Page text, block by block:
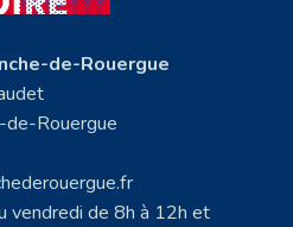
de-Rouergue
Rouergue
vendredi de 8h à 12h et